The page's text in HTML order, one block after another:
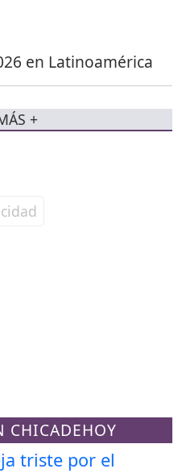
CHICADEHOY
en Latinoamérica
+